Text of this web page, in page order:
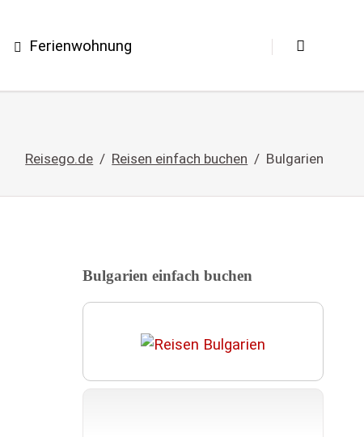
Ferienwohnung
Reisego.de Reisen einfach buchen Bulgarien
Bulgarien einfach buchen